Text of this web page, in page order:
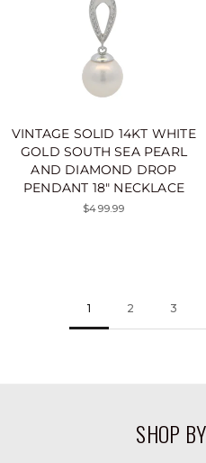
VINTAGE SOLID 14KT WHITE
GOLD SOUTH SEA PEARL
AND DIAMOND DROP
PENDANT 18" NECKLACE
$499.99
1 2 3
SHOP
VIEW PRODUCTS